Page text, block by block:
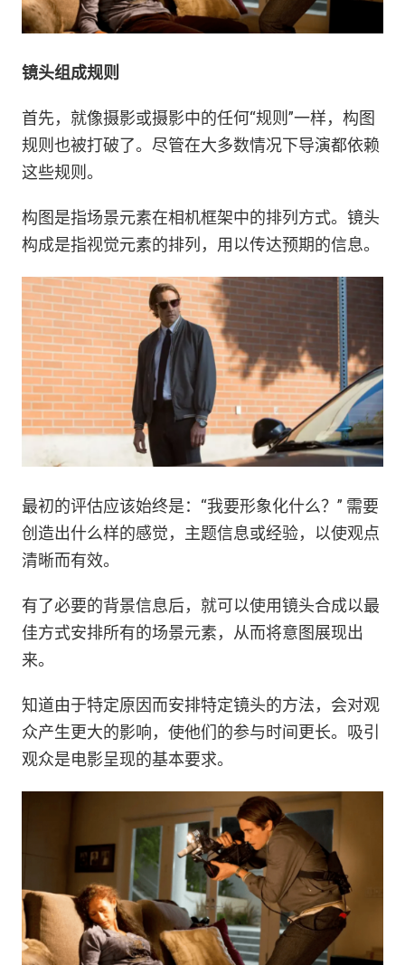
镜头组成规则
首先，就像摄影或摄影中的任何“规则”一样，构图
规则也被打破了。尽管在大多数情况下导演都依赖
这些规则。
构图是指场景元素在相机框架中的排列方式。镜头
构成是指视觉元素的排列，用以传达预期的信息。
最初的评估应该始终是：“我要形象化什么？” 需要
创造出什么样的感觉，主题信息或经验，以使观点
清晰而有效。
有了必要的背景信息后，就可以使用镜头合成以最
佳方式安排所有的场景元素，从而将意图展现出
来。
知道由于特定原因而安排特定镜头的方法，会对观
众产生更大的影响，使他们的参与时间更长。吸引
观众是电影呈现的基本要求。